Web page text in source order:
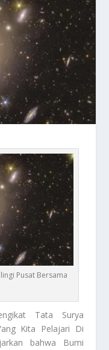
Pusat Bersama
Tata Surya
Kita Pelajari Di
bahwa Bumi